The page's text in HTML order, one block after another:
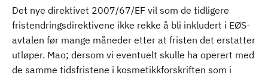
Det nye direktivet 2007/67/EF vil som de tidligere
fristendringsdirektivene ikke rekke å bli inkludert i EØS-
avtalen før mange måneder etter at fristen det erstatter
utløper. Mao; dersom vi eventuelt skulle ha operert med
de samme tidsfristene i kosmetikkforskriften som i